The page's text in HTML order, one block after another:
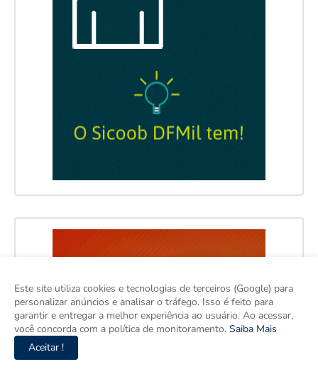
Este site utiliza cookies e tecnologias de terceiros (Google) para
personalizar anúncios e analisar o tráfego. Isso é feito para
garantir e entregar a melhor experiência ao usuário. Ao acessar,
você concorda com a política de monitoramento. Saiba Mais
Aceitar !